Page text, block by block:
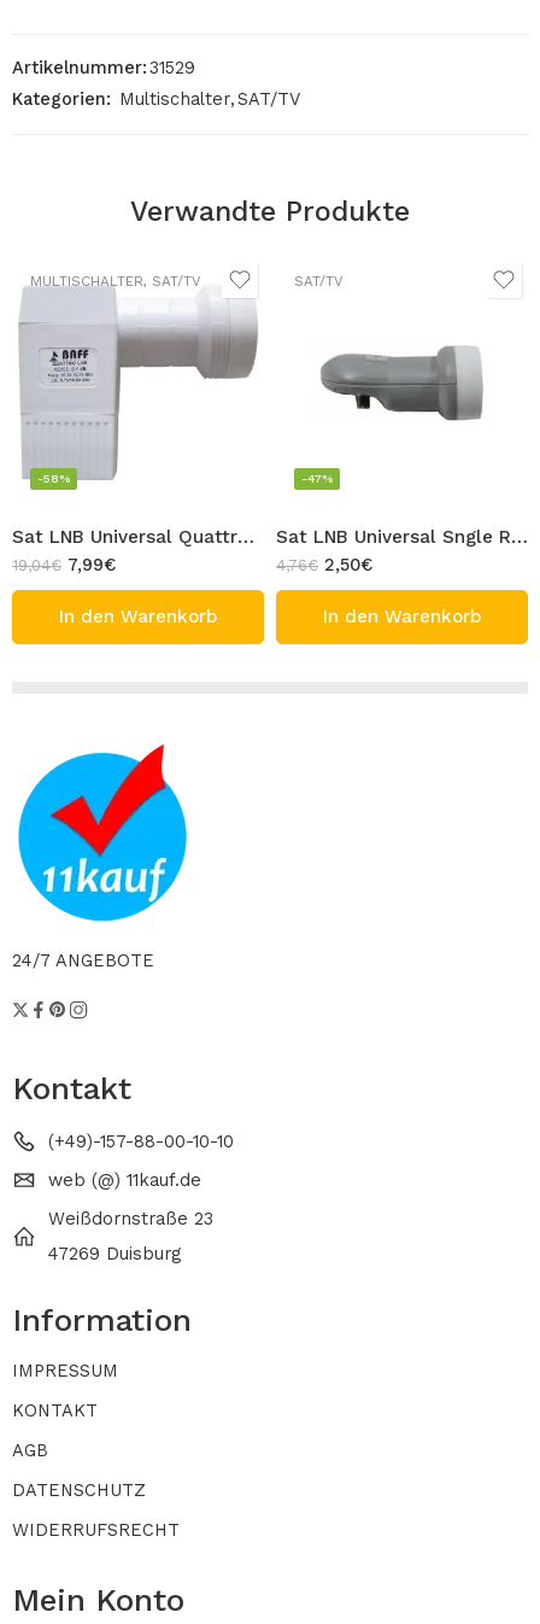
Artikelnummer:31529
Kategorien: Multischalter,SAT/TV
Verwandte Produkte
MULTISCHALTER, SAT/TV
Sat LNB Universal Quattro BAFF Multischalter LNB 0.1dB 4 Anschluss Full HD TV 3D Digital Satellite LNB
-58%
19,04€ 7,99€
In den Warenkorb
SAT/TV
Sat LNB Universal Sngle REX 0.1dB 1 Anschluss 1x Receiver Teilnehmer Full HD TV 3D Digital Satellite LNB
-47%
4,76€ 2,50€
In den Warenkorb
24/7 ANGEBOTE
Kontakt
(+49)-157-88-00-10-10
web (@) 11kauf.de
Weißdornstraße 23
47269 Duisburg
Information
IMPRESSUM
KONTAKT
AGB
DATENSCHUTZ
WIDERRUFSRECHT
Mein Konto